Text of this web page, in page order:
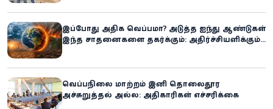
இப்போது அதிக வெப்பமா? அடுத்த ஐந்து ஆண்டுகள்
இந்த சாதனைகளை தகர்க்கும்: அதிர்ச்சியளிக்கும்
வெப்பநிலை மாற்றம் இனி தொலைதூர
அச்சுறுத்தல் அல்ல: அதிகாரிகள் எச்சரிக்கை